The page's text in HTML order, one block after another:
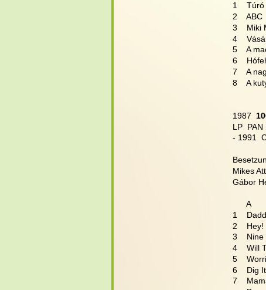
1    Túró
2    ABC
3    Miki
4
5    A
6
7    A
8    A
1987
LP
- 1991
Mikes
Gábor
      A
1
2    Hey!
3
4    Will
5
6    Dig
7